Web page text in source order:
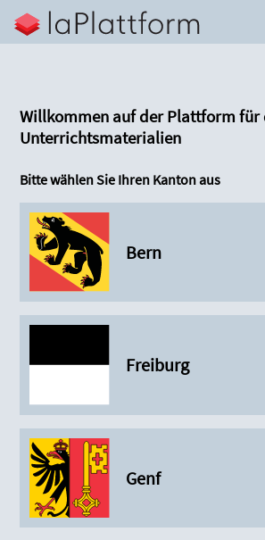
Willkommen auf der Plattform
Unterrichtsmaterialien
Bitte wählen Sie Ihren Kanton aus
Bern
Freiburg
Genf